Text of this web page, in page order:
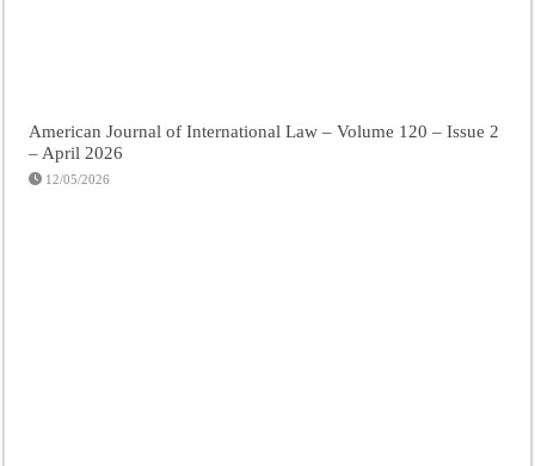
American Journal of International Law – Volume 120 – Issue 2
– April 2026
12/05/2026